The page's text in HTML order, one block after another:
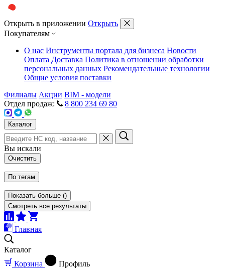
Открыть в приложении Открыть
Покупателям
О нас Инструменты портала для бизнеса Новости
Оплата Доставка Политика в отношении обработки
персональных данных Рекомендательные технологии
Общие условия поставки
Филиалы Акции BIM - модели
Отдел продаж:
8 800 234 69 80
Каталог
Вы искали
Очистить
По тегам
Показать больше ()
Смотреть все результаты
Главная
Каталог
Корзина
Профиль